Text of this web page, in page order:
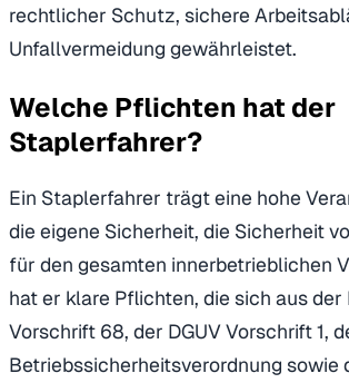
rechtlicher Schutz, sichere
Unfallvermeidung gewährleistet.
Welche Pflichten hat der
Staplerfahrer?
Ein Staplerfahrer trägt eine hohe
die eigene Sicherheit, die Sicherheit
für den gesamten innerbetrieblichen
hat er klare Pflichten, die sich aus der
Vorschrift 68, der DGUV Vorschrift 1,
Betriebssicherheitsverordnung sowie